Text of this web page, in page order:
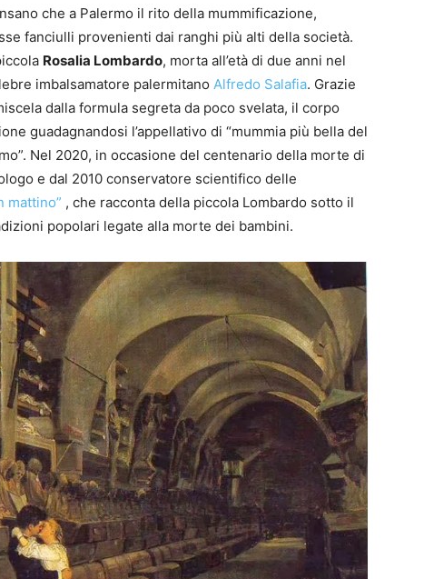
che a Palermo il rito della mummificazione,
fanciulli provenienti dai ranghi più alti della società.
Rosalia Lombardo, morta all’età di due anni nel
imbalsamatore palermitano Alfredo Salafia. Grazie
dalla formula segreta da poco svelata, il corpo
guadagnandosi l’appellativo di “mummia più bella del
Nel 2020, in occasione del centenario della morte di
e dal 2010 conservatore scientifico delle
mattino” , che racconta della piccola Lombardo sotto il
popolari legate alla morte dei bambini.